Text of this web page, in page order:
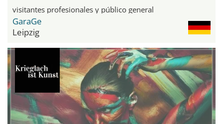
visitantes profesionales y público general
GaraGe
Leipzig